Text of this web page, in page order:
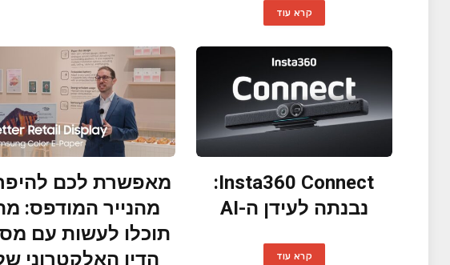
קרא עוד
Insta360 Connect:
נבנתה לעידן ה-AI
קרא עוד
מאפשרת לכם
מהנייר המודפס:
תוכלו לעשות עם
הדיו האלקטרוני